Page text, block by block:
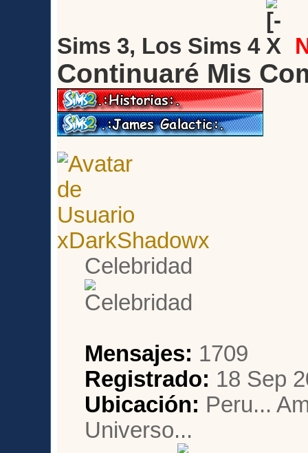
Sims 3, Los Sims 4
Continuaré Mis
xDarkShadowx
Celebridad
Mensajes: 1709
Registrado: 18 Sep
Ubicación: Peru...
Universo...